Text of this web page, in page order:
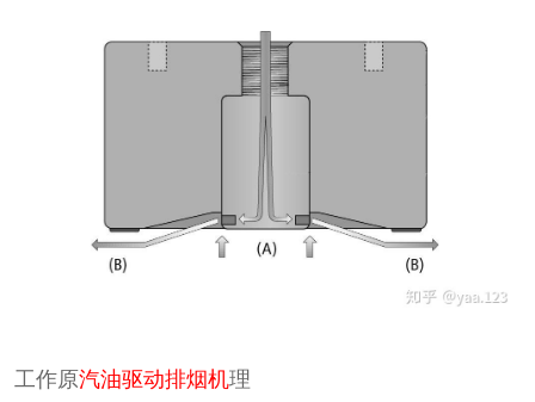
工作原汽油驱动排烟机理